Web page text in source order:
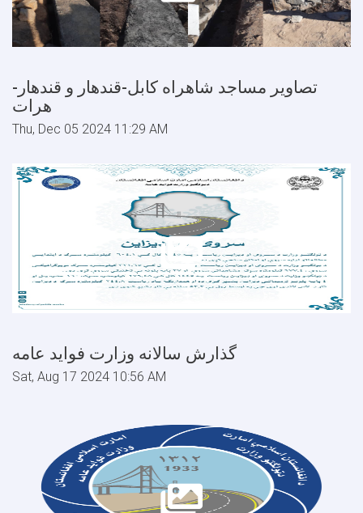
تصاویر مساجد شاهراه کابل-قندهار و قندهار-
هرات
Thu, Dec 05 2024 11:29 AM
گذارش سالانه وزارت فواید عامه
Sat, Aug 17 2024 10:56 AM